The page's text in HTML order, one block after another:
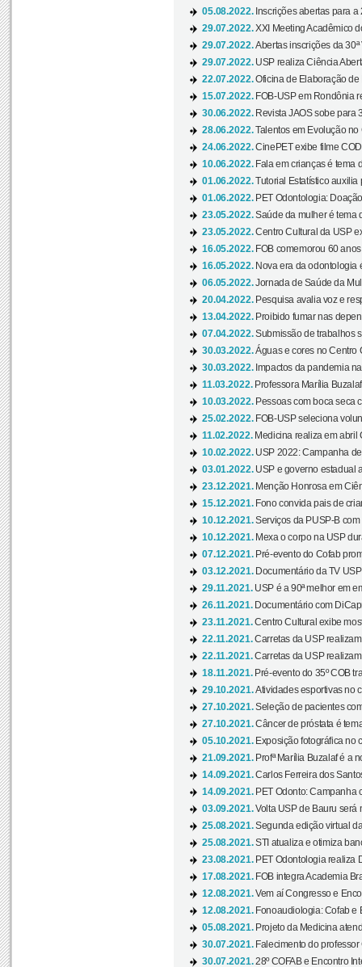
05.08.2022. Inscrições abertas para a
29.07.2022.XXI Meeting Acadêmico
29.07.2022.Abertas inscrições da 30ª
29.07.2022. USP realiza Ciência
22.07.2022.Oficina de Elaboração de
15.07.2022. FOB-USP em Rondônia
30.06.2022. Revista JAOS sobe para
28.06.2022.Talentos em Evolução no
24.06.2022.CinePET exibe filme
10.06.2022. Fala em crianças é tema
01.06.2022.Tutorial Estatístico auxilia
01.06.2022. PET Odontologia:
23.05.2022.Saúde da mulher é tema
23.05.2022.Centro Cultural da USP
16.05.2022. FOB comemorou 60
16.05.2022. Nova era da odontologia
06.05.2022.Jornada de Saúde da
20.04.2022. Pesquisa avalia voz e
13.04.2022. Proibido fumar nas
07.04.2022.Submissão de trabalhos
30.03.2022.Águas e cores no Centro
30.03.2022. Impactos da pandemia
11.03.2022. Professora Marília
10.03.2022. Pessoas com boca seca
25.02.2022. FOB-USP seleciona
11.02.2022. Medicina realiza em abril
10.02.2022. USP 2022: Campanha
03.01.2022. USP e governo estadual
23.12.2021. Menção Honrosa em
15.12.2021. Fono convida pais de
10.12.2021.Serviços da PUSP-B
10.12.2021. Mexa o corpo na USP
07.12.2021. Pré-evento do Cofab
03.12.2021. Documentário da TV
29.11.2021. USP é a 90ª melhor em
26.11.2021. Documentário com
23.11.2021.Centro Cultural exibe
22.11.2021.Carretas da USP
22.11.2021.Carretas da USP
18.11.2021. Pré-evento do 35º COB
29.10.2021.Atividades esportivas no
27.10.2021.Seleção de pacientes
27.10.2021.Câncer de próstata é
05.10.2021. Exposição fotográfica no
21.09.2021. Profª Marília Buzalaf é a
14.09.2021.Carlos Ferreira dos
14.09.2021. PET Odonto: Campanha
03.09.2021.Volta USP de Bauru será
25.08.2021.Segunda edição virtual
25.08.2021.STI atualiza e otimiza
23.08.2021. PET Odontologia realiza
17.08.2021. FOB integra Academia
12.08.2021.Vem aí Congresso e
12.08.2021. Fonoaudiologia: Cofab e
05.08.2021. Projeto da Medicina
30.07.2021. Falecimento do
30.07.2021.28º COFAB e Encontro